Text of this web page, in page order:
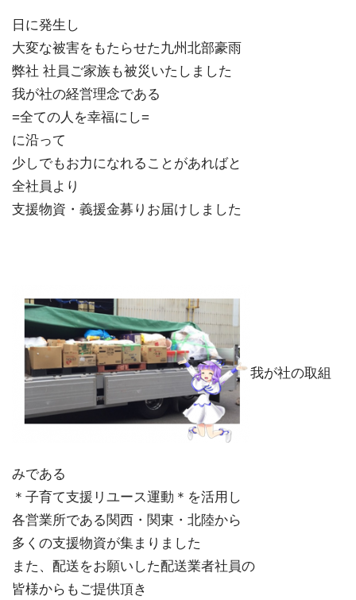
日に発生し
大変な被害をもたらせた九州北部豪雨
弊社 社員ご家族も被災いたしました
我が社の経営理念である
=全ての人を幸福にし=
に沿って
少しでもお力になれることがあればと
全社員より
支援物資・義援金募りお届けしました
我が社の取組
みである
＊子育て支援リユース運動＊を活用し
各営業所である関西・関東・北陸から
多くの支援物資が集まりました
また、配送をお願いした配送業者社員の
皆様からもご提供頂き